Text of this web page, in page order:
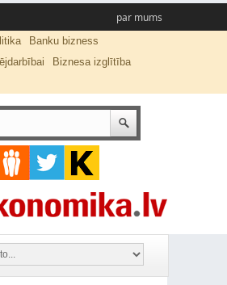
par mums
Banku bizness
Biznesa izglītība